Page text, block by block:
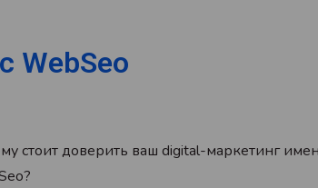
WebSeo
стоит доверить ваш digital-маркетинг